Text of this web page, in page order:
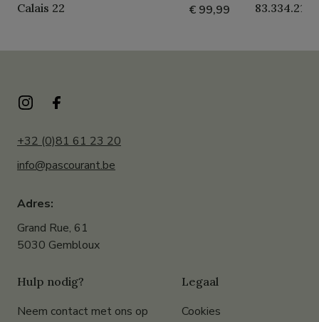
Calais 22 € 99,99 83.334.21
+32 (0)81 61 23 20
info@pascourant.be
Adres:
Grand Rue, 61
5030 Gembloux
Hulp nodig?
Neem contact met ons op
Legaal
Cookies